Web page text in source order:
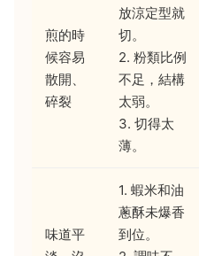
煎的時
候容易
散開、
碎裂
放涼定型就
切。
2. 粉類比例
不足，結構
太弱。
3. 切得太
薄。
味道平
1. 蝦米和油
蔥酥未爆香
到位。